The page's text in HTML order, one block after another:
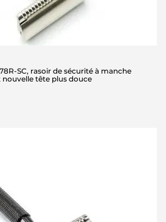
SC, rasoir de sécurité à manche
tête plus douce